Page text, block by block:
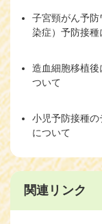
子宮頸がん予
染症）予防接種
造血細胞移植
ついて
小児予防接種
について
関連リンク